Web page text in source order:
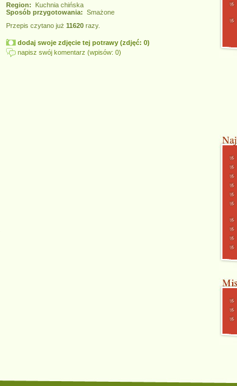
Region: Kuchnia chińska
Sposób przygotowania: Smażone
Przepis czytano już 11620 razy.
dodaj swoje zdjęcie tej potrawy (zdjęć: 0)
napisz swój komentarz (wpisów: 0)